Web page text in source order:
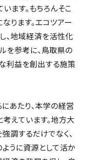
ます。もちろんそこ
ります。エコツアー
、地域経済を活性化
を参考に、鳥取県の
利益を創出する施策
あたり、本学の経営
えています。地方大
調するだけでなく、
うに資源として活か